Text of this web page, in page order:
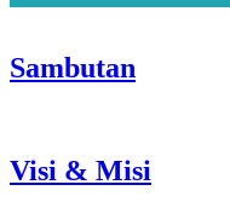
Sambutan
Visi & Misi